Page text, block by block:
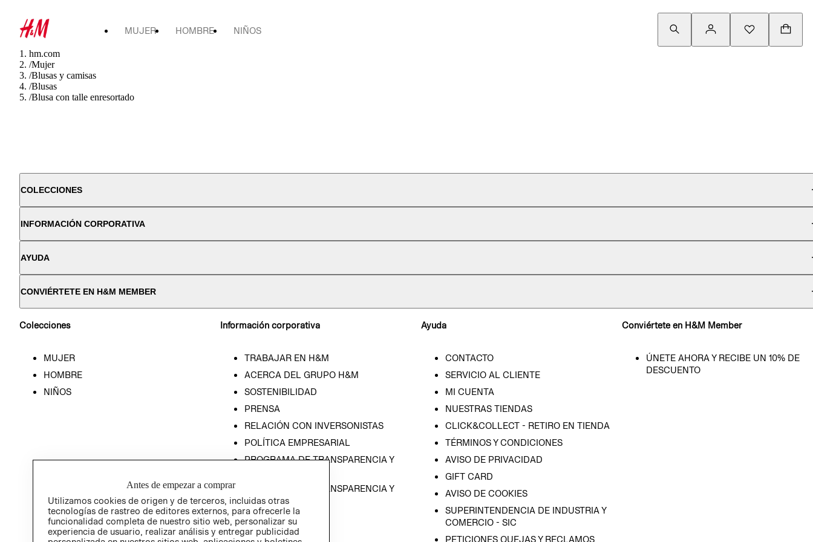
MUJER HOMBRE NIÑOS
hm.com
/Mujer
/Blusas y camisas
/Blusas
/Blusa con talle enresortado
COLECCIONES
INFORMACIÓN CORPORATIVA
AYUDA
CONVIÉRTETE EN H&M MEMBER
Colecciones
MUJER
HOMBRE
NIÑOS
Información corporativa
TRABAJAR EN H&M
ACERCA DEL GRUPO H&M
SOSTENIBILIDAD
PRENSA
RELACIÓN CON INVERSONISTAS
POLÍTICA EMPRESARIAL
PROGRAMA DE TRANSPARENCIA Y
PROGRAMA DE TRANSPARENCIA Y
ÉTICA (INGLÉS)
Ayuda
CONTACTO
SERVICIO AL CLIENTE
MI CUENTA
NUESTRAS TIENDAS
CLICK&COLLECT - RETIRO EN TIENDA
TÉRMINOS Y CONDICIONES
AVISO DE PRIVACIDAD
GIFT CARD
AVISO DE COOKIES
SUPERINTENDENCIA DE INDUSTRIA Y
COMERCIO - SIC
PETICIONES QUEJAS Y RECLAMOS
Conviértete en H&M Member
ÚNETE AHORA Y RECIBE UN 10% DE
DESCUENTO
Antes de empezar a comprar
Utilizamos cookies de origen y de terceros, incluidas otras
tecnologías de rastreo de editores externos, para ofrecerle la
funcionalidad completa de nuestro sitio web, personalizar su
experiencia de usuario, realizar análisis y entregar publicidad